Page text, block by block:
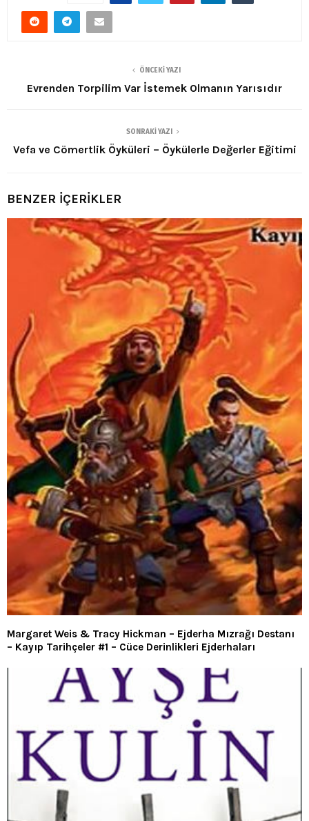
ÖNCEKI YAZI
Evrenden Torpilim Var İstemek Olmanın Yarısıdır
SONRAKI YAZI
Vefa ve Cömertlik Öyküleri – Öykülerle Değerler Eğitimi
BENZER İÇERİKLER
Margaret Weis & Tracy Hickman – Ejderha Mızrağı Destanı
– Kayıp Tarihçeler #1 – Cüce Derinlikleri Ejderhaları